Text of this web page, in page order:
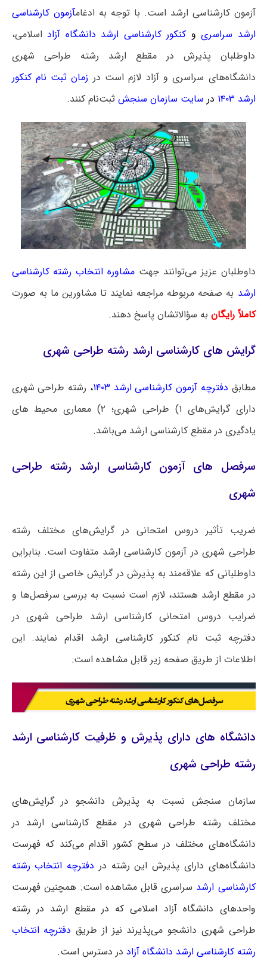
آزمون کارشناسی ارشد است. با توجه به ادغامآزمون کارشناسی
ارشد سراسری و کنکور کارشناسی ارشد دانشگاه آزاد اسلامی،
داوطلبان پذیرش در مقطع ارشد رشته طراحی شهری
دانشگاه‌های سراسری و آزاد لازم است در زمان ثبت نام کنکور
ارشد ۱۴۰۳
در سایت سازمان سنجش ثبت‌نام کنند.
داوطلبان عزیز می‌توانند جهت مشاوره انتخاب رشته کارشناسی
ارشد به صفحه مربوطه مراجعه نمایند تا مشاورین ما به صورت
کاملاً رایگان به سؤالاتشان پاسخ دهند.
گرایش‌ های کارشناسی ارشد رشته طراحی شهری
مطابق دفترچه آزمون کارشناسی ارشد ۱۴۰۳ ، رشته طراحی شهری
دارای گرایش‌های ۱) طراحی شهری؛ ۲) معماری محیط های
یادگیری در مقطع کارشناسی ارشد می‌باشد.
سرفصل های آزمون کارشناسی ارشد رشته طراحی
شهری
ضریب تأثیر دروس امتحانی در گرایش‌های مختلف رشته
طراحی شهری در آزمون کارشناسی ارشد متفاوت است. بنابراین
داوطلبانی که علاقه‌مند به پذیرش در گرایش خاصی از این رشته
در مقطع ارشد هستند، لازم است نسبت به بررسی سرفصل‌ها و
ضرایب دروس امتحانی کارشناسی ارشد طراحی شهری در
دفترچه ثبت نام کنکور کارشناسی ارشد اقدام نمایند. این
اطلاعات از طریق صفحه زیر قابل مشاهده است:
دانشگاه های دارای پذیرش و ظرفیت کارشناسی ارشد
رشته طراحی شهری
سازمان سنجش نسبت به پذیرش دانشجو در گرایش‌های
مختلف رشته طراحی شهری در مقطع کارشناسی ارشد در
دانشگاه‌های مختلف در سطح کشور اقدام می‌کند که فهرست
دانشگاه‌های دارای پذیرش این رشته در دفترچه انتخاب رشته
کارشناسی ارشد سراسریقابل مشاهده است. همچنین فهرست
واحدهای دانشگاه آزاد اسلامی که در مقطع ارشد در رشته
طراحی شهری دانشجو می‌پذیرند نیز از طریق دفترچه انتخاب
رشته کارشناسی ارشد دانشگاه آزاد در دسترس است.